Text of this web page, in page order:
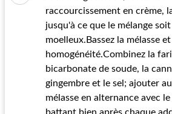
raccourcissement en crème,
jusqu'à ce que le mélange
moelleux.Bassez la mélasse
homogénéité.Combinez la
bicarbonate de soude, la
gingembre et le sel; ajouter
mélasse en alternance avec